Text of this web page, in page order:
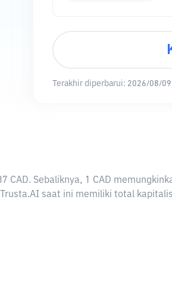
Terakhir diperbarui: 2026/08/
CAD. Sebaliknya, 1 CAD
saat ini memiliki total